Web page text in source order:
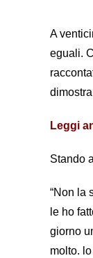
A
eguali.
Leggi
Stando
“Non la
le ho
giorno
molto.